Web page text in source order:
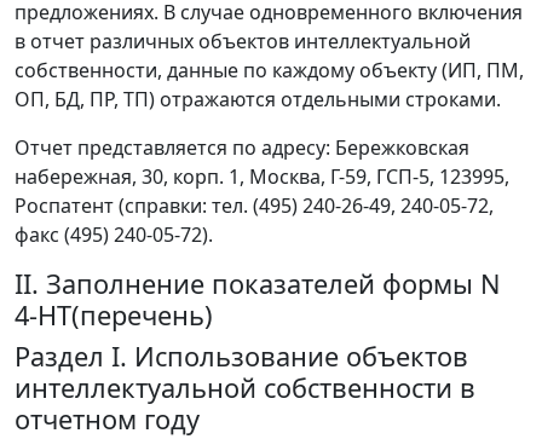
предложениях. В случае одновременного включения
в отчет различных объектов интеллектуальной
собственности, данные по каждому объекту (ИП, ПМ,
ОП, БД, ПР, ТП) отражаются отдельными строками.
Отчет представляется по адресу: Бережковская
набережная, 30, корп. 1, Москва, Г-59, ГСП-5, 123995,
Роспатент (справки: тел. (495) 240-26-49, 240-05-72,
факс (495) 240-05-72).
II. Заполнение показателей формы N
4-НТ(перечень)
Раздел I. Использование объектов
интеллектуальной собственности в
отчетном году